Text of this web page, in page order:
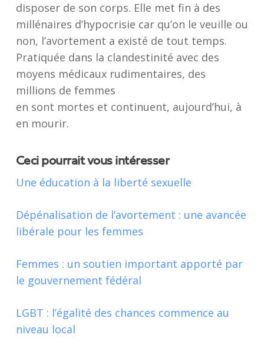
disposer de son corps. Elle met fin à des
millénaires d’hypocrisie car qu’on le veuille ou
non, l’avortement a existé de tout temps.
Pratiquée dans la clandestinité avec des
moyens médicaux rudimentaires, des
millions de femmes
en sont mortes et continuent, aujourd’hui, à
en mourir.
Ceci pourrait vous intéresser
Une éducation à la liberté sexuelle
Dépénalisation de l’avortement : une avancée
libérale pour les femmes
Femmes : un soutien important apporté par
le gouvernement fédéral
LGBT : l’égalité des chances commence au
niveau local